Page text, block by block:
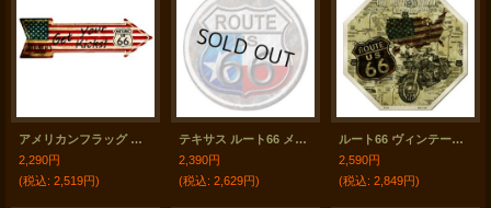
アメリカンフラッグ ルート66 アロー メタルサイン/Route 66 Metal Sign
2,290円
(税込: 2,519円)
テキサス ルート66 メタルサイン/Metal Sign Route 66
2,390円
(税込: 2,629円)
ルート66 ヴィンテージ マザーロード メタルサイン/Metal Sign Route 66
2,590円
(税込: 2,849円)